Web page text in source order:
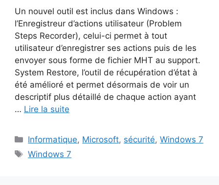
Un nouvel outil est inclus dans Windows :
l’Enregistreur d’actions utilisateur (Problem
Steps Recorder), celui-ci permet à tout
utilisateur d’enregistrer ses actions puis de les
envoyer sous forme de fichier MHT au support.
System Restore, l’outil de récupération d’état à
été amélioré et permet désormais de voir un
descriptif plus détaillé de chaque action ayant
… Lire la suite
Catégories
Informatique, Microsoft, sécurité,Windows 7
Étiquettes
Windows 7